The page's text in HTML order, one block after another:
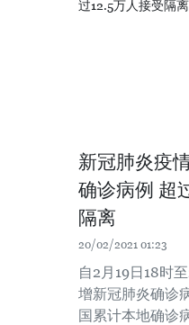
新冠肺炎疫
确诊病例 超
隔离
20/02/2021 01:23
自2月19日18时
增新冠肺炎确诊
国累计本地确诊